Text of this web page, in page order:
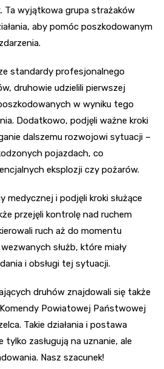
Ta wyjątkowa grupa strażaków
aby pomóc poszkodowanym
standardy profesjonalnego
druhowie udzielili pierwszej
w wyniku tego
Dodatkowo, podjęli ważne kroki
dalszemu rozwojowi sytuacji –
pojazdach, co
eksplozji czy pożarów.
medycznej i podjęli kroki służące
przejęli kontrolę nad ruchem
ruch aż do momentu
służb, które miały
i obsługi tej sytuacji.
druhów znajdowali się także
Powiatowej Państwowej
Takie działania i postawa
tylko zasługują na uznanie, ale
Nasz szacunek!